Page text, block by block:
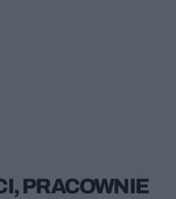
PRACOWNIE